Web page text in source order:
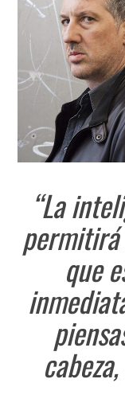
“La
que